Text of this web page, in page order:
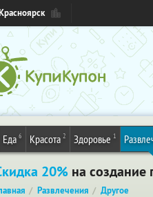
Еда 6 Красота 2 Здоровье 1
20% на создание
Развлечения Другое